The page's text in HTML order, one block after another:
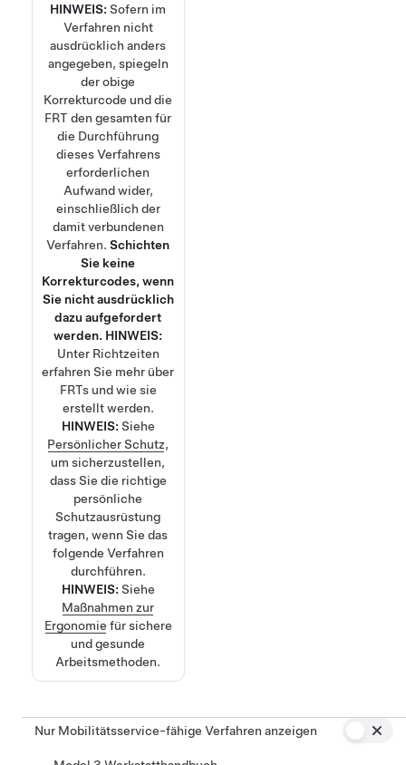
HINWEIS:Sofern im
Verfahren nicht
ausdrücklich anders
angegeben, spiegeln
der obige
Korrekturcode und die
FRT den gesamten für
die Durchführung
dieses Verfahrens
erforderlichen
Aufwand wider,
einschließlich der
damit verbundenen
Verfahren.Schichten
Sie keine
Korrekturcodes, wenn
Sie nicht ausdrücklich
dazu aufgefordert
werden. HINWEIS:
Unter Richtzeiten
erfahren Sie mehr über
FRTs und wie sie
erstellt werden.
HINWEIS: Siehe
Persönlicher Schutz,
um sicherzustellen,
dass Sie die richtige
persönliche
Schutzausrüstung
tragen, wenn Sie das
folgende Verfahren
durchführen.
HINWEIS: Siehe
Maßnahmen zur
Ergonomie für sichere
und gesunde
Arbeitsmethoden.
Nur Mobilitätsservice-fähige Verfahren anzeigen